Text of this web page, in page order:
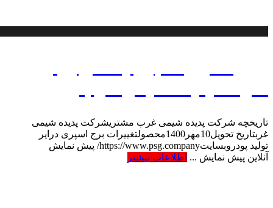
تاریخچه شرکت پدیده شیمی غرب مشتریشرکت پدیده شیمی
غربتاریخ تحویل10مهر1400محصولتغییرات برج اسپری درایر
تولید پودروبسایتhttps://www.psg.company/ پیش نمایش
آنلاین پیش نمایش ... اطلاعات بیشتر